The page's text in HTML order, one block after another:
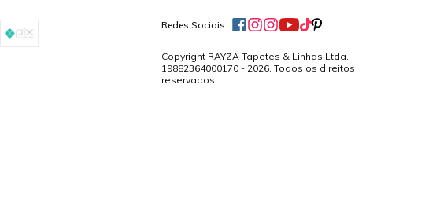
Redes Sociais
Copyright RAYZA Tapetes & Linhas Ltda. -
19882364000170 - 2026. Todos os direitos
reservados.